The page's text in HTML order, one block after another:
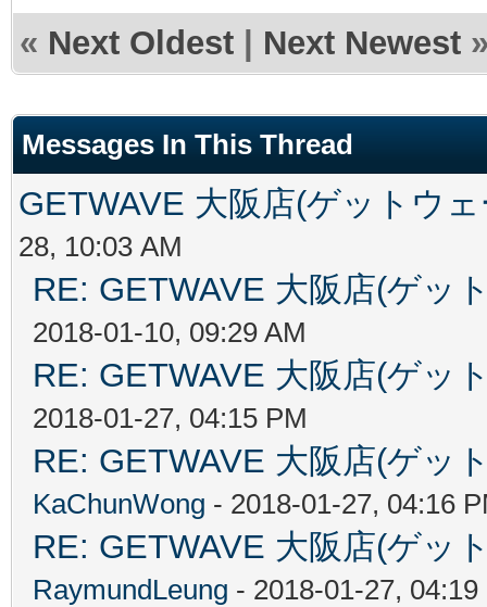
« Next Oldest | Next Newest
Messages In This Thread
GETWAVE 大阪店(ゲットウ
28, 10:03 AM
RE: GETWAVE 大阪店(ゲッ
2018-01-10, 09:29 AM
RE: GETWAVE 大阪店(ゲッ
2018-01-27, 04:15 PM
RE: GETWAVE 大阪店(ゲッ
KaChunWong - 2018-01-27, 04:16
RE: GETWAVE 大阪店(ゲッ
RaymundLeung - 2018-01-27, 04:19